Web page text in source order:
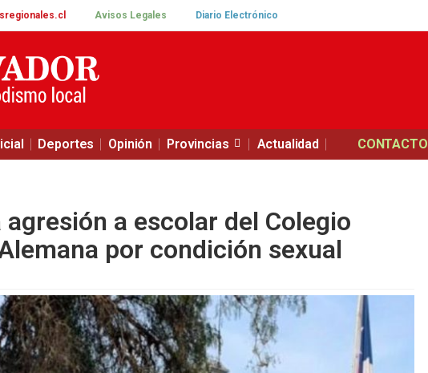
Avisos Legales Diario Electrónico
Deportes Opinión Provincias Actualidad CONTACTO
a escolar del Colegio
por condición sexual